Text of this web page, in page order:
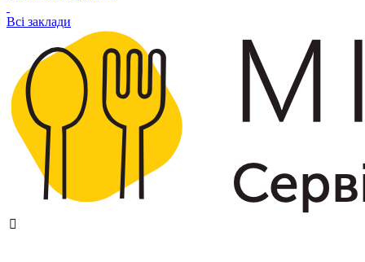
Всі заклади